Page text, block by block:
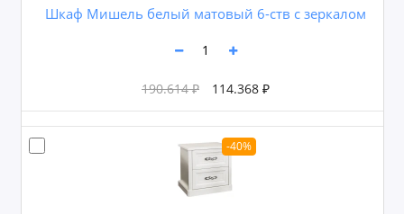
Шкаф Мишель белый матовый 6-ств с зеркалом
190.614 ₽ 114.368 ₽
-40%